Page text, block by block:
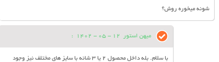
شونه میخوره روش؟
میهن استور 12 - 05 - 1402
:
با سلام. بله داخل محصول 2 یا 3 شانه با سایز های مختلف نیز وجود